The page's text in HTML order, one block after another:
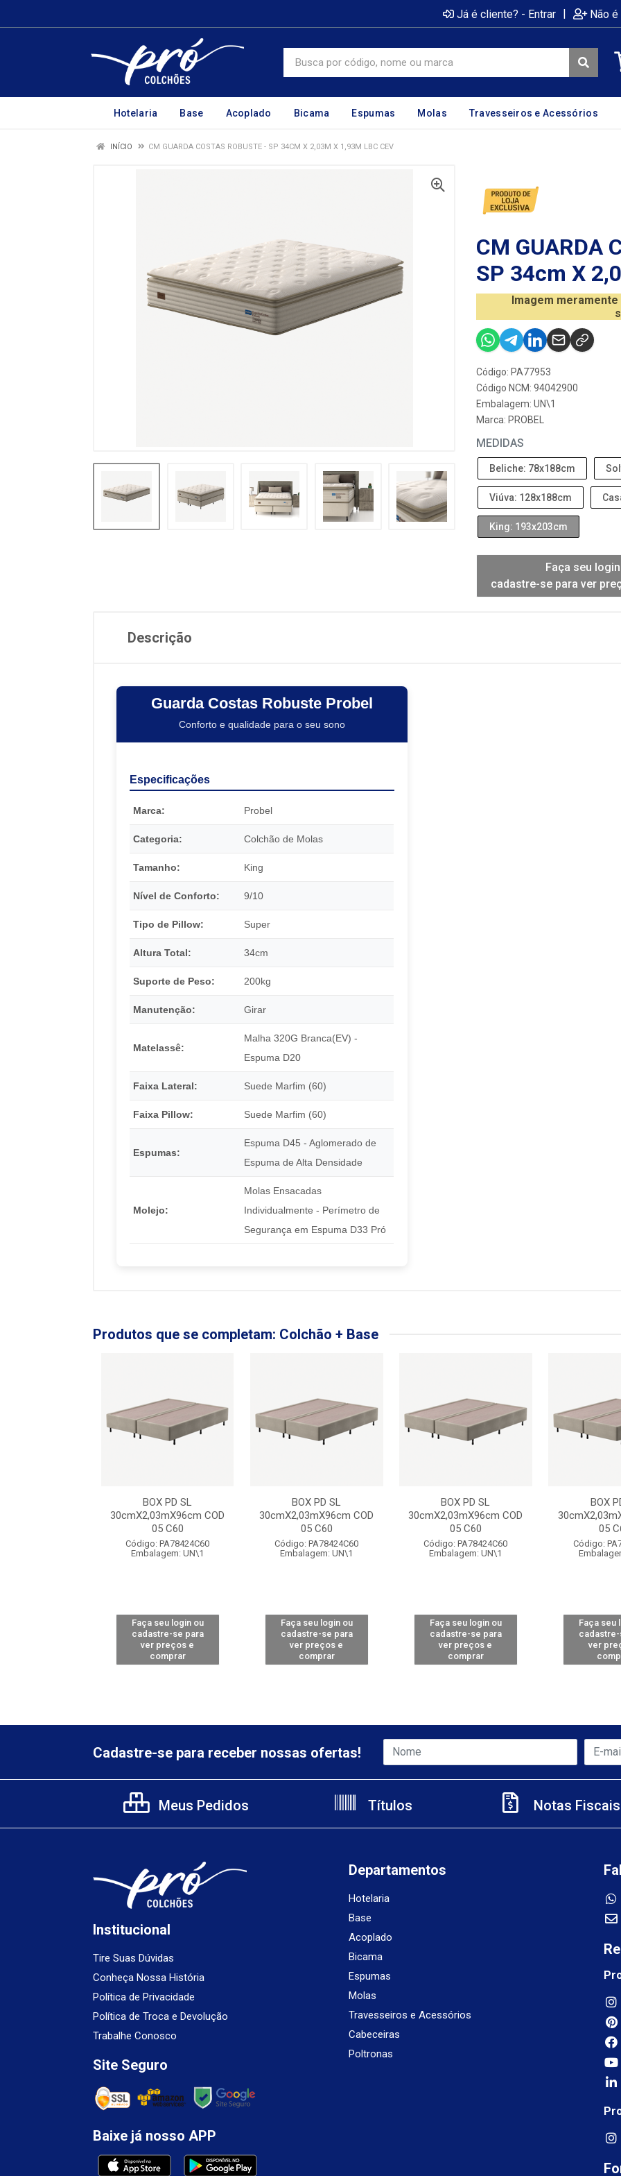
Já é cliente? - Entrar | Não
Hotelaria Base Acoplado Bicama Espumas Molas Travesseiros e Acessórios
INÍCIO CM GUARDA COSTAS ROBUSTE - SP 34CM X 2,03M X 1,93M LBC CEV
CM GUARDA
SP 34cm X
Imagem
Código: PA77953
Código NCM: 94042900
Embalagem: UN\1
Marca: PROBEL
MEDIDAS
Beliche: 78x188cm
Viúva: 128x188cm
King: 193x203cm
Faça seu
cadastre-se para ver
Descrição
Guarda Costas Robuste Probel
Conforto e qualidade para o seu sono
Especificações
Marca: Probel
Categoria: Colchão de Molas
Tamanho: King
Nível de Conforto: 9/10
Tipo de Pillow: Super
Altura Total: 34cm
Suporte de Peso: 200kg
Manutenção: Girar
Matelassê:
Malha 320G Branca(EV) -
Espuma D20
Faixa Lateral: Suede Marfim (60)
Faixa Pillow: Suede Marfim (60)
Espumas:
Espuma D45 - Aglomerado de
Espuma de Alta Densidade
Molejo:
Molas Ensacadas
Individualmente - Perímetro de
Segurança em Espuma D33 Pró
Produtos que se completam: Colchão + Base
BOX PD SL
30cmX2,03mX96cm COD
05 C60
Código: PA78424C60
Embalagem: UN\1
Faça seu login ou
cadastre-se para
ver preços e
comprar
BOX PD SL
30cmX2,03mX96cm COD
05 C60
Código: PA78424C60
Embalagem: UN\1
Faça seu login ou
cadastre-se para
ver preços e
comprar
BOX PD SL
30cmX2,03mX96cm COD
05 C60
Código: PA78424C60
Embalagem: UN\1
Faça seu login ou
cadastre-se para
ver preços e
comprar
BOX
05
Código:
Faça seu
ver
Cadastre-se para receber nossas ofertas!
Meus Pedidos Títulos Notas Fiscais
Institucional
Tire Suas Dúvidas
Conheça Nossa História
Política de Privacidade
Política de Troca e Devolução
Trabalhe Conosco
Site Seguro
Baixe já nosso APP
Departamentos
Hotelaria
Base
Acoplado
Bicama
Espumas
Molas
Travesseiros e Acessórios
Cabeceiras
Poltronas